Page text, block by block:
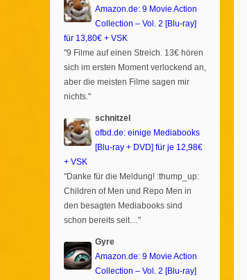
Amazon.de: 9 Movie Action
Collection – Vol. 2 [Blu-ray]
für 13,80€ + VSK
"9 Filme auf einen Streich. 13€ hören
sich im ersten Moment verlockend an,
aber die meisten Filme sagen mir
nichts."
schnitzel
ofbd.de: einige Mediabooks
[Blu-ray + DVD] für je 12,98€
+ VSK
"Danke für die Meldung! :thump_up:
Children of Men und Repo Men in
den besagten Mediabooks sind
schon bereits seit…"
Gyre
Amazon.de: 9 Movie Action
Collection – Vol. 2 [Blu-ray]